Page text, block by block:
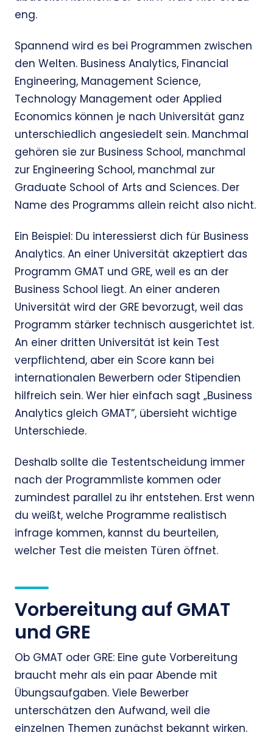
eng.
Spannend wird es bei Programmen zwischen
den Welten. Business Analytics, Financial
Engineering, Management Science,
Technology Management oder Applied
Economics können je nach Universität ganz
unterschiedlich angesiedelt sein. Manchmal
gehören sie zur Business School, manchmal
zur Engineering School, manchmal zur
Graduate School of Arts and Sciences. Der
Name des Programms allein reicht also nicht.
Ein Beispiel: Du interessierst dich für Business
Analytics. An einer Universität akzeptiert das
Programm GMAT und GRE, weil es an der
Business School liegt. An einer anderen
Universität wird der GRE bevorzugt, weil das
Programm stärker technisch ausgerichtet ist.
An einer dritten Universität ist kein Test
verpflichtend, aber ein Score kann bei
internationalen Bewerbern oder Stipendien
hilfreich sein. Wer hier einfach sagt „Business
Analytics gleich GMAT”, übersieht wichtige
Unterschiede.
Deshalb sollte die Testentscheidung immer
nach der Programmliste kommen oder
zumindest parallel zu ihr entstehen. Erst wenn
du weißt, welche Programme realistisch
infrage kommen, kannst du beurteilen,
welcher Test die meisten Türen öffnet.
Vorbereitung auf GMAT
und GRE
Ob GMAT oder GRE: Eine gute Vorbereitung
braucht mehr als ein paar Abende mit
Übungsaufgaben. Viele Bewerber
unterschätzen den Aufwand, weil die
einzelnen Themen zunächst bekannt wirken.